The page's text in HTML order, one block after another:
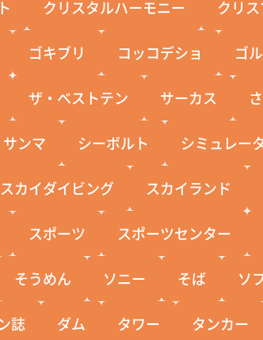
クリスタルハーモニー クリ
ゴキブリ コッコデショ ゴ
ザ・ベストテン サーカス
サンマ シーボルト シミュレー
スカイダイビング スカイランド
スポーツ スポーツセンター
そうめん ソニー そば ソ
誌 ダム タワー タンカー